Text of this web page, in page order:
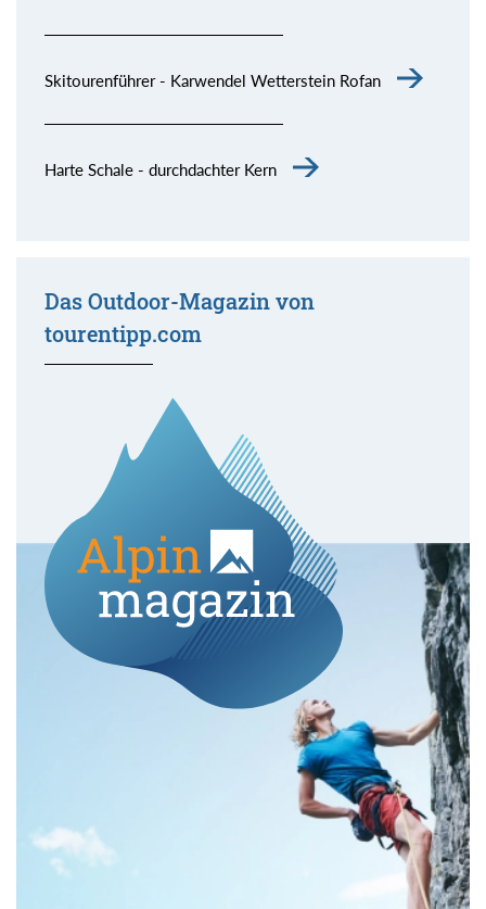
Skitourenführer - Karwendel Wetterstein Rofan
Harte Schale - durchdachter Kern
Das Outdoor-Magazin von
tourentipp.com